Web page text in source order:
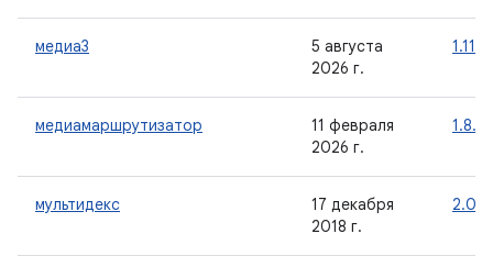
медиа3
5 августа
2026 г.
1.11.0
медиамаршрутизатор
11 февраля
2026 г.
1.8.1
мультидекс
17 декабря
2018 г.
2.0.1